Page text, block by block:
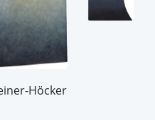
Höcker